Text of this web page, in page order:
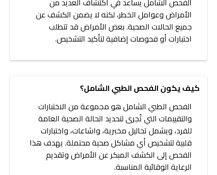
الأمراض وعوامل الخطر، لكنه لا يضمن الكشف عن
جميع الحالات الصحية. بعض الأمراض قد تتطلب
اختبارات أو فحوصات إضافية لتأكيد التشخيص.
كيف يكون الفحص الطبي الشامل؟
الفحص الطبي الشامل هو مجموعة من الاختبارات
والتقييمات التي تُجرى لتحديد الحالة الصحية العامة
للفرد، ويشمل تحاليل مخبرية، واشاعات، واختبارات
قلبية لتشخيص أي مشاكل صحية محتملة. يهدف هذا
الفحص إلى الكشف المبكر عن الأمراض وتقديم
الرعاية الوقائية المناسبة.